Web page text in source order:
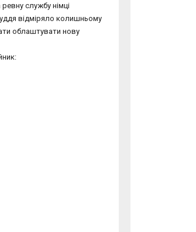
службу німці
відміряло колишньому
облаштувати нову